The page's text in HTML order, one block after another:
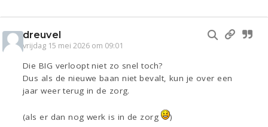
dreuvel
vrijdag 15 mei 2026 om 09:01
Die BIG verloopt niet zo snel toch?
Dus als de nieuwe baan niet bevalt, kun je over een
jaar weer terug in de zorg.
(als er dan nog werk is in de zorg )